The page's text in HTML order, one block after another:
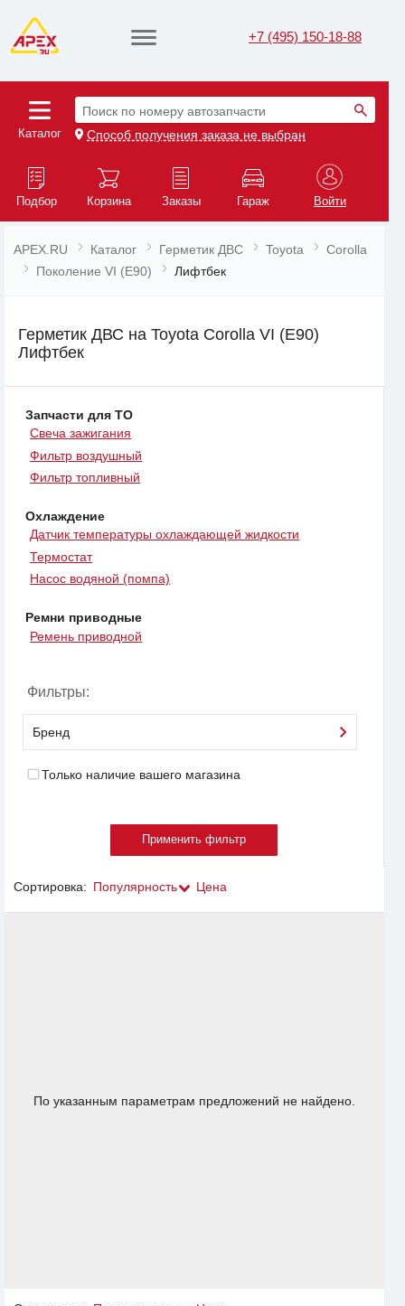
+7 (495) 150-18-88
Каталог
Поиск по номеру автозапчасти
Способ получения заказа не выбран
Подбор Корзина Заказы Гараж Войти
APEX.RU Каталог Герметик ДВС Toyota
Corolla
Поколение VI (E90)
Лифтбек
Герметик ДВС на Toyota Corolla VI (E90)
Лифтбек
Запчасти для ТО
Свеча зажигания
Фильтр воздушный
Фильтр топливный
Охлаждение
Датчик температуры охлаждающей жидкости
Термостат
Насос водяной (помпа)
Ремни приводные
Ремень приводной
Фильтры:
Бренд
Только наличие вашего магазина
Сортировка: Популярность Цена
По указанным параметрам предложений не найдено.